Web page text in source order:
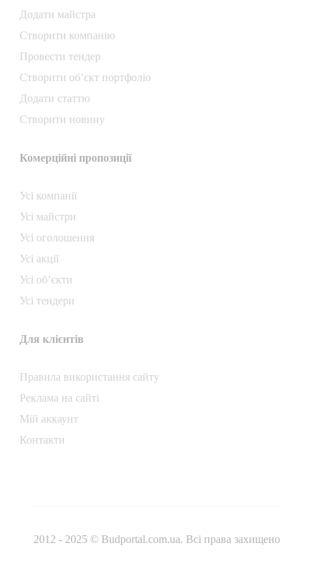
Додати майстра
Створити компанiю
Провести тендер
Створити об’єкт портфоліо
Додати статтю
Створити новину
Комерційні пропозиції
Усі компанії
Усі майстри
Усі оголошення
Усі акції
Усі об’єкти
Усі тендери
Для клієнтів
Правила використання сайту
Реклама на сайті
Мій аккаунт
Контакти
2012 - 2025 © Budportal.com.ua. Всі права захищено